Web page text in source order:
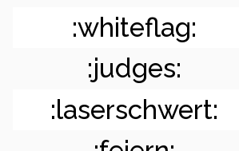
:whiteflag:
:judges:
:laserschwert: